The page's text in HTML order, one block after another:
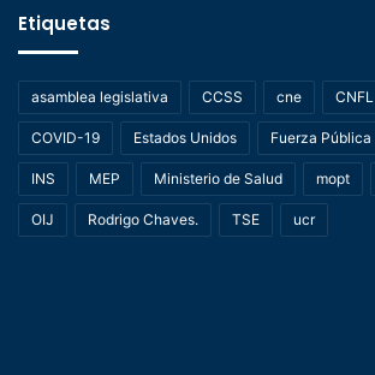
Etiquetas
asamblea legislativa CCSS cne CNFL
COVID-19 Estados Unidos Fuerza Pública
INS MEP Ministerio de Salud mopt
OIJ Rodrigo Chaves. TSE ucr